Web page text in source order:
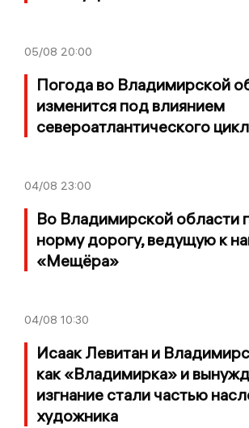
05/08 20:00
Погода во Владимирской
изменится под влиянием
североатлантического
04/08 23:00
Во Владимирской области
норму дорогу, ведущую к
«Мещёра»
04/08 10:30
Исаак Левитан и
как «Владимирка» и
изгнание стали частью
художника